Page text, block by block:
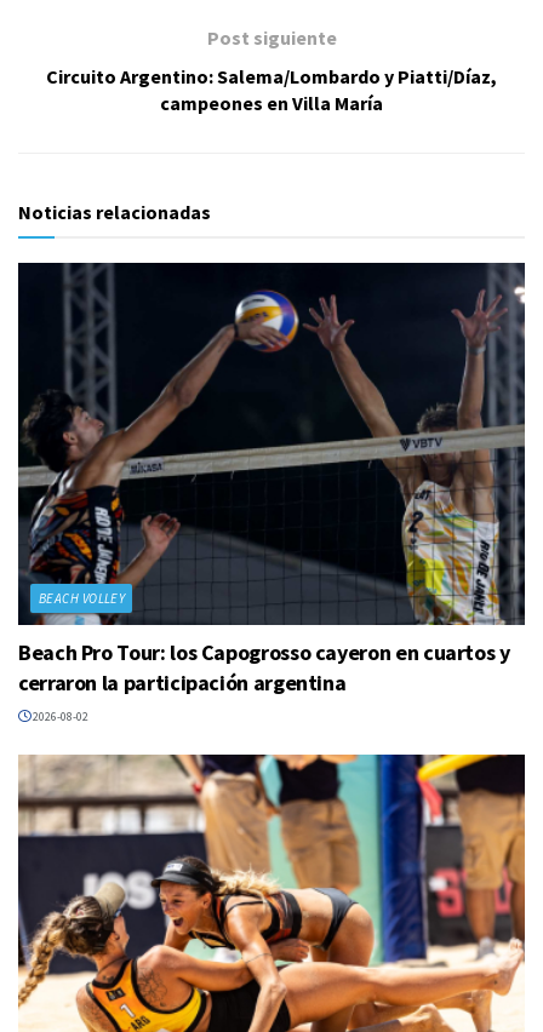
Post siguiente
Circuito Argentino: Salema/Lombardo y Piatti/Díaz,
campeones en Villa María
Noticias relacionadas
BEACH VOLLEY
Beach Pro Tour: los Capogrosso cayeron en cuartos y
cerraron la participación argentina
2026-08-02